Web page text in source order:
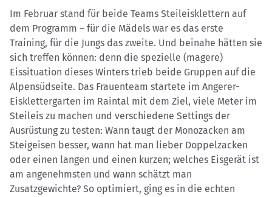
Im Februar stand für beide Teams Steileisklettern auf
dem Programm – für die Mädels war es das erste
Training, für die Jungs das zweite. Und beinahe hätten sie
sich treffen können: denn die spezielle (magere)
Eissituation dieses Winters trieb beide Gruppen auf die
Alpensüdseite. Das Frauenteam startete im Angerer-
Eisklettergarten im Raintal mit dem Ziel, viele Meter im
Steileis zu machen und verschiedene Settings der
Ausrüstung zu testen: Wann taugt der Monozacken am
Steigeisen besser, wann hat man lieber Doppelzacken
oder einen langen und einen kurzen; welches Eisgerät ist
am angenehmsten und wann schätzt man
Zusatzgewichte? So optimiert, ging es in die echten